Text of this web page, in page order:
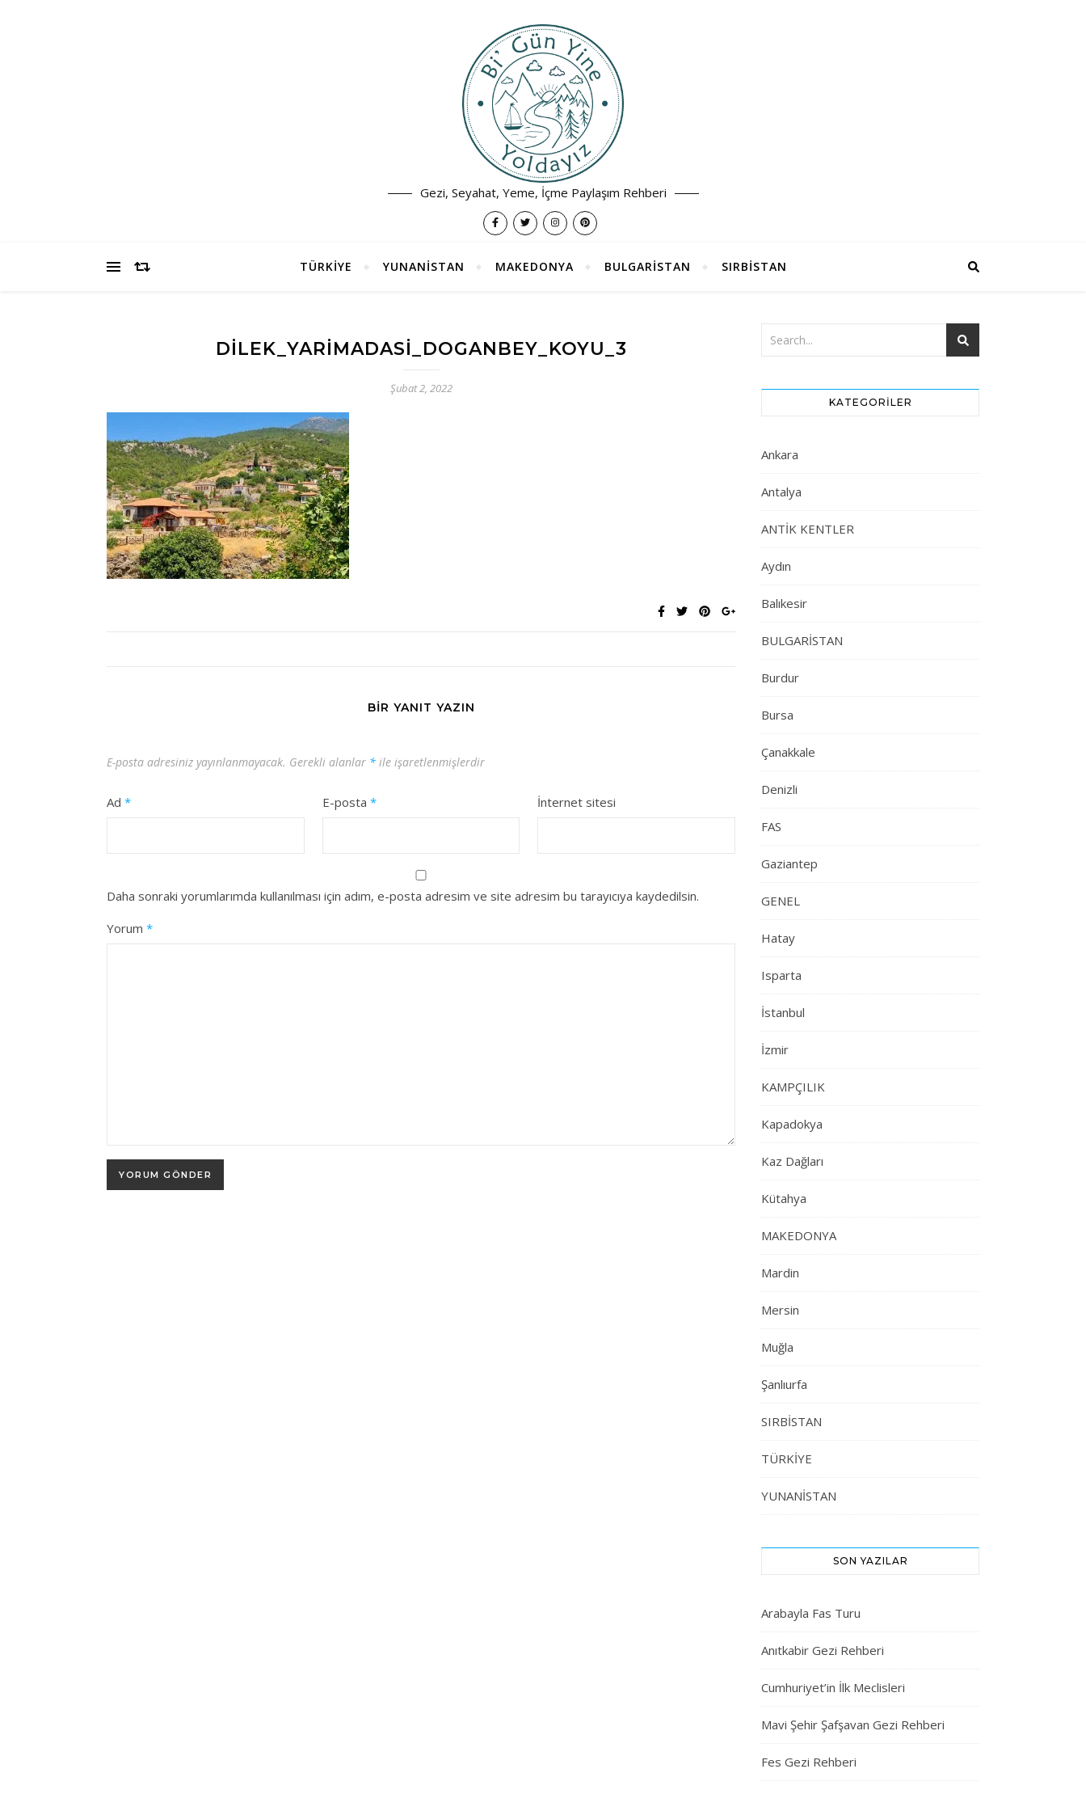
Gezi, Seyahat, Yeme, İçme Paylaşım Rehberi
TÜRKİYE YUNANİSTAN MAKEDONYA BULGARİSTAN SIRBİSTAN
DILEK_YARIMADASI_DOGANBEY_KOYU_3
Şubat 2, 2022
BIR YANIT YAZIN
E-posta adresiniz yayınlanmayacak. Gerekli alanlar * ile işaretlenmişlerdir
Ad * E-posta * İnternet sitesi
Daha sonraki yorumlarımda kullanılması için adım, e-posta adresim ve site adresim bu tarayıcıya kaydedilsin.
Yorum *
KATEGORILER
Ankara
Antalya
ANTİK KENTLER
Aydın
Balıkesir
BULGARİSTAN
Burdur
Bursa
Çanakkale
Denizli
FAS
Gaziantep
GENEL
Hatay
Isparta
İstanbul
İzmir
KAMPÇILIK
Kapadokya
Kaz Dağları
Kütahya
MAKEDONYA
Mardin
Mersin
Muğla
Şanlıurfa
SIRBİSTAN
TÜRKİYE
YUNANİSTAN
SON YAZILAR
Arabayla Fas Turu
Anıtkabir Gezi Rehberi
Cumhuriyet’in İlk Meclisleri
Mavi Şehir Şafşavan Gezi Rehberi
Fes Gezi Rehberi